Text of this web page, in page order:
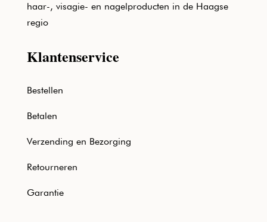
haar-, visagie- en nagelproducten in de Haagse
regio
Klantenservice
Bestellen
Betalen
Verzending en Bezorging
Retourneren
Garantie